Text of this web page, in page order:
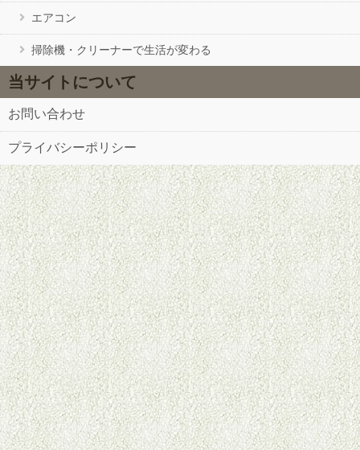
エアコン
掃除機・クリーナーで生活が変わる
当サイトについて
お問い合わせ
プライバシーポリシー